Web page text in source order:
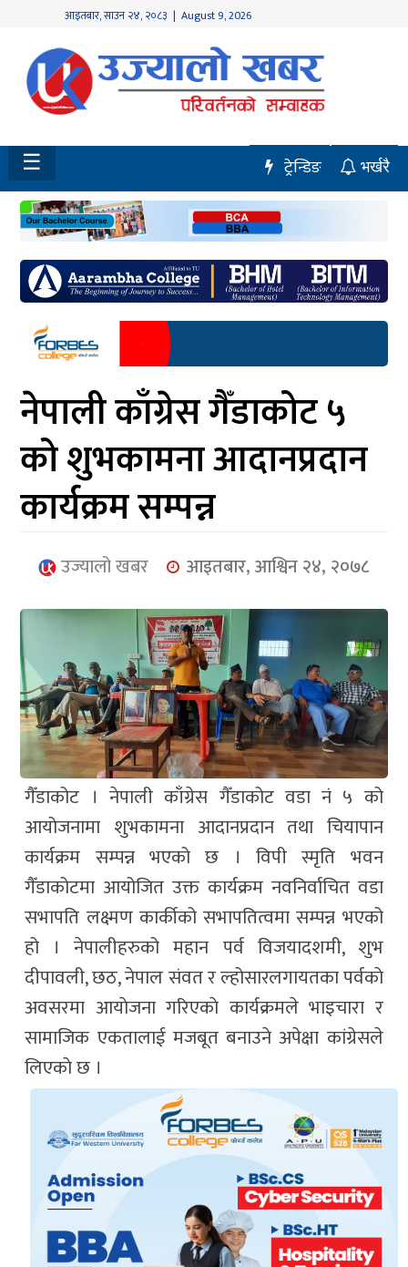
आइतबार,साउन २४, २०८३ | August 9, 2026
होमपेज
नवलपुर
विशेष
मध्य
नेपाल
चितवन
सेरोफेरो
समाचार
आर्थिक
मनोरञ्जन
खेलकुद
प्रबास
युनिकोड
☰ भर्खरै
ट्रेन्डिङ
नेपाली काँग्रेस गैँडाकोट ५
को शुभकामना आदानप्रदान
कार्यक्रम सम्पन्न
उज्यालो खबर आइतबार, आश्विन २४, २०७८
गैँडाकोट । नेपाली काँग्रेस गैँडाकोट वडा नं ५ को
आयोजनामा शुभकामना आदानप्रदान तथा चियापान
कार्यक्रम सम्पन्न भएको छ । विपी स्मृति भवन
गैँडाकोटमा आयोजित उक्त कार्यक्रम नवनिर्वाचित वडा
सभापति लक्ष्मण कार्कीको सभापतित्वमा सम्पन्न भएको
हो । नेपालीहरुको महान पर्व विजयादशमी, शुभ
दीपावली, छठ, नेपाल संवत र ल्होसारलगायतका पर्वकाे
अवसरमा आयाेजना गरिएकाे कार्यक्रमले भाइचारा र
सामाजिक एकतालाई मजबूत बनाउने अपेक्षा कांग्रेसले
लिएकाे छ ।